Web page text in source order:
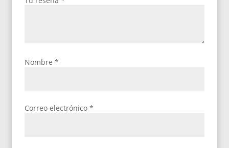
Nombre*
Correo electrónico*